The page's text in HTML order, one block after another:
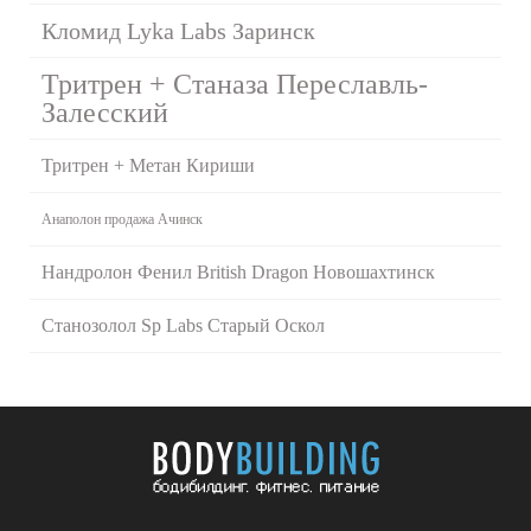
Кломид Lyka Labs Заринск
Тритрен + Станаза Переславль-
Залесский
Тритрен + Метан Кириши
Анаполон продажа Ачинск
Нандролон Фенил British Dragon Новошахтинск
Станозолол Sp Labs Старый Оскол